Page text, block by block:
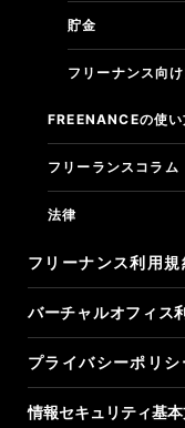
貯金
フリーナンス向
FREENANCEの使い
フリーランスコラム
法律
フリーナンス利用規
バーチャルオフィス
プライバシーポリシ
情報セキュリティ基